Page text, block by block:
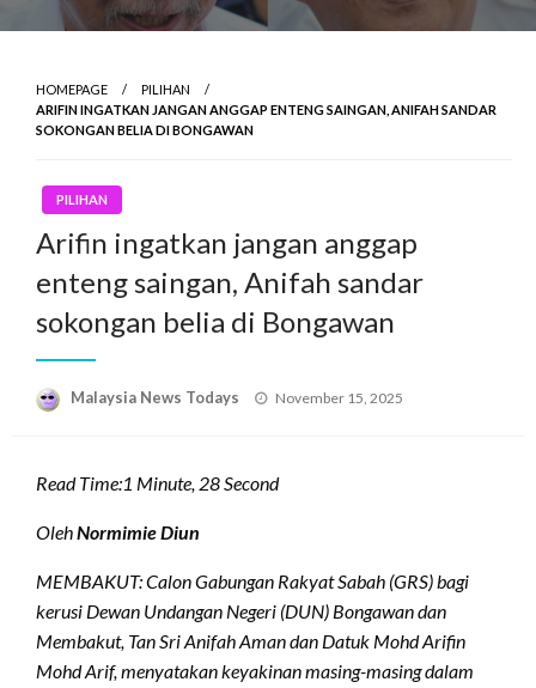
HOMEPAGE
PILIHAN
ARIFIN INGATKAN JANGAN ANGGAP ENTENG SAINGAN, ANIFAH SANDAR
SOKONGAN BELIA DI BONGAWAN
PILIHAN
Arifin ingatkan jangan anggap
enteng saingan, Anifah sandar
sokongan belia di Bongawan
Malaysia News Todays
Posted
November 15, 2025
Read Time:1 Minute, 28 Second
OlehNormimie Diun
MEMBAKUT: Calon Gabungan Rakyat Sabah (GRS) bagi
kerusi Dewan Undangan Negeri (DUN) Bongawan dan
Membakut, Tan Sri Anifah Aman dan Datuk Mohd Arifin
Mohd Arif, menyatakan keyakinan masing-masing dalam